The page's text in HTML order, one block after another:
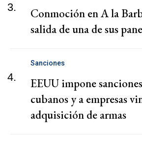
3.
Conmoción en A la
salida de una de sus
4.
Sanciones
EEUU impone
cubanos y a empresas
adquisición de armas